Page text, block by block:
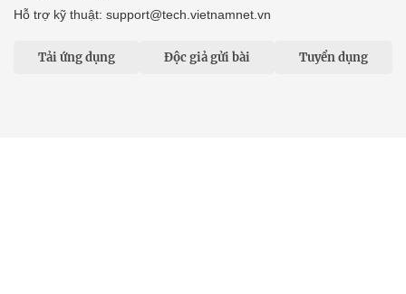
Hỗ trợ kỹ thuật: support@tech.vietnamnet.vn
Tải ứng dụng Độc giả gửi bài Tuyển dụng